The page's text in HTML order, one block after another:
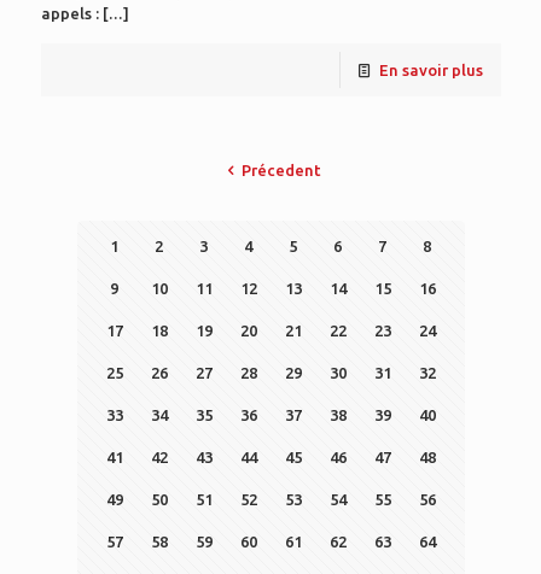
appels :[…]
En savoir plus
Précedent
1 2 3 4 5 6 7 8
9 10 11 12 13 14 15 16
17 18 19 20 21 22 23 24
25 26 27 28 29 30 31 32
33 34 35 36 37 38 39 40
41 42 43 44 45 46 47 48
49 50 51 52 53 54 55 56
57 58 59 60 61 62 63 64